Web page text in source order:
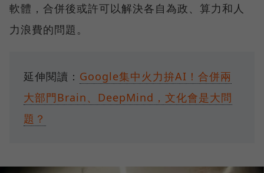
軟體，合併後或許可以解決各自為政、算力和人
力浪費的問題。
延伸閱讀： Google集中火力拚AI！合併兩
大部門Brain、DeepMind，文化會是大問
題？